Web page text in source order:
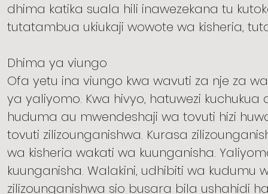
dhima katika suala hili inawezekana tu
tutatambua ukiukaji wowote wa kisheria,
Dhima ya viungo
Ofa yetu ina viungo kwa wavuti za nje za
ya yaliyomo. Kwa hivyo, hatuwezi
huduma au mwendeshaji wa tovuti hizi
tovuti zilizounganishwa. Kurasa
wa kisheria wakati wa kuunganisha.
kuunganisha. Walakini, udhibiti wa kudumu
zilizounganishwa sio busara bila ushahidi